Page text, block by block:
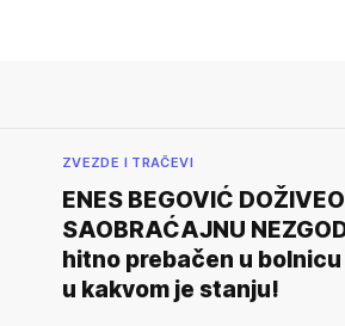
ZVEZDE I TRAČEVI
ENES BEGOVIĆ DOŽIVEO
SAOBRAĆAJNU
hitno prebačen u
u kakvom je stanju!